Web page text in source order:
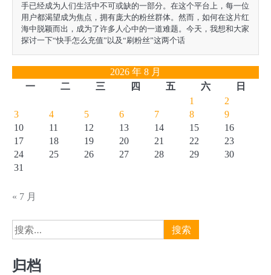
手已经成为人们生活中不可或缺的一部分。在这个平台上，每一位
用户都渴望成为焦点，拥有庞大的粉丝群体。然而，如何在这片红
海中脱颖而出，成为了许多人心中的一道难题。今天，我想和大家
探讨一下“快手怎么充值”以及“刷粉丝”这两个话
2026 年 8 月
一
二 三 四 五 六
日
1
2
3
4 5 6 7 8
9
10
11 12 13 14 15
16
17
18 19 20 21 22
23
24
25 26 27 28 29
30
31
« 7 月
搜
索：
归档